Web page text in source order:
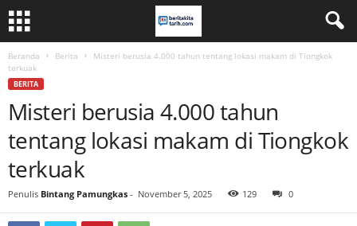
Beranda Berita
Misteri berusia 4.000 tahun tentang lokasi makam di Tiongkok
terkuak
BERITA
Misteri berusia 4.000 tahun
tentang lokasi makam di Tiongkok
terkuak
Penulis Bintang Pamungkas - November 5, 2025 129 0